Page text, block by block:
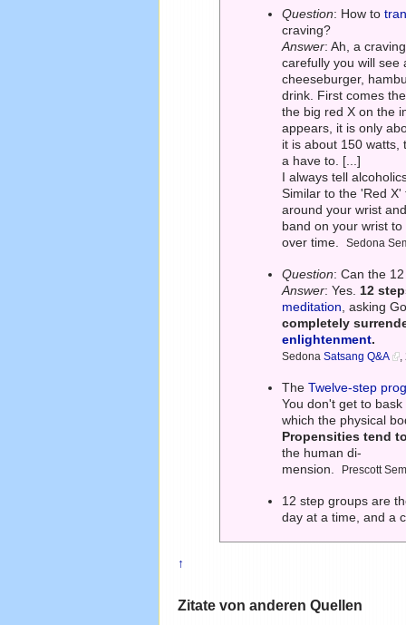
Question: How to
craving?
Answer: Ah, a
carefully you will see
cheeseburger,
drink. First comes
the big red X on the
appears, it is only
it is about 150 watts,
a have to. [...]
I always tell
Similar to the 'Red
around your wrist
band on your wrist
over time.
Sedona
Question: Can the
Answer: Yes. 12
meditation , asking
completely
enlightenment.
SedonaSatsang Q&A
TheTwelve-step
You don't get to
which the physical
Propensities tend
the human di-
mension.
Prescott
12 step groups are
day at a time, and a
↑
Zitate von anderen Quellen